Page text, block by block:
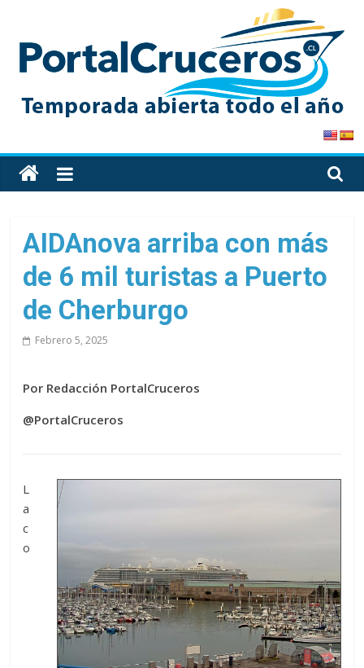
content
PortalCruceros
Toda
la
cruceros
en
un
solo
AIDAnova arriba con más
de 6 mil turistas a Puerto
de Cherburgo
Febrero 5, 2025
Por Redacción PortalCruceros
@PortalCruceros
L
a
c
o